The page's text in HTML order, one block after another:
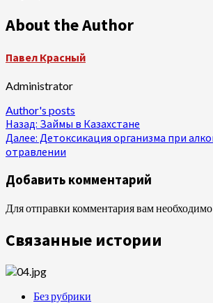
About the Author
Павел Красный
Administrator
Author's posts
Продолжить
чтение
Назад: Займы в Казахстане
Далее: Детоксикация организма при
отравлении
Добавить комментарий
Для отправки комментария вам необходимо
Связанные истории
Без рубрики